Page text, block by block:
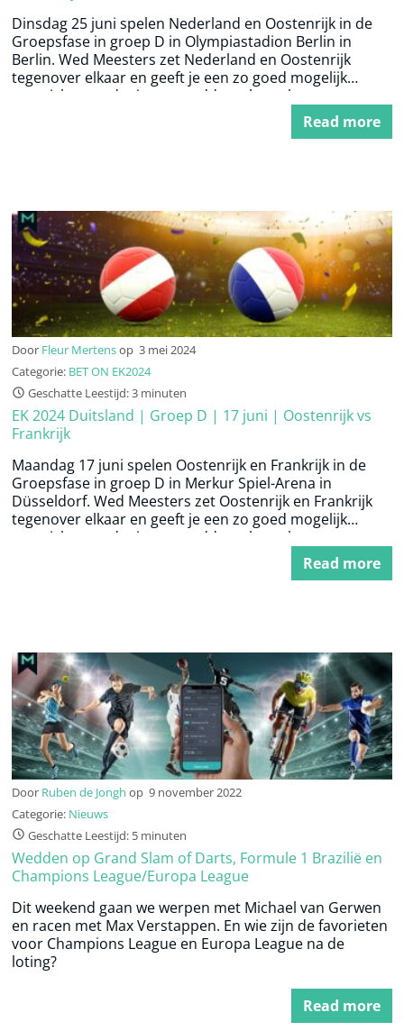
Dinsdag 25 juni spelen Nederland en Oostenrijk in de
Groepsfase in groep D in Olympiastadion Berlin in
Berlin. Wed Meesters zet Nederland en Oostenrijk
tegenover elkaar en geeft je een zo goed mogelijk
overzicht voordat je een weddenschap plaatst.
Read more
Door Fleur Mertensop 3 mei 2024
Categorie: BET ON EK2024
Geschatte Leestijd: 3 minuten
EK 2024 Duitsland | Groep D | 17 juni | Oostenrijk vs
Frankrijk
Maandag 17 juni spelen Oostenrijk en Frankrijk in de
Groepsfase in groep D in Merkur Spiel-Arena in
Düsseldorf. Wed Meesters zet Oostenrijk en Frankrijk
tegenover elkaar en geeft je een zo goed mogelijk
overzicht voordat je een weddenschap plaatst.
Read more
Door Ruben de Jongh op 9 november 2022
Categorie: Nieuws
Geschatte Leestijd: 5 minuten
Wedden op Grand Slam of Darts, Formule 1 Brazilië en
Champions League/Europa League
Dit weekend gaan we werpen met Michael van Gerwen
en racen met Max Verstappen. En wie zijn de favorieten
voor Champions League en Europa League na de
loting?
Read more